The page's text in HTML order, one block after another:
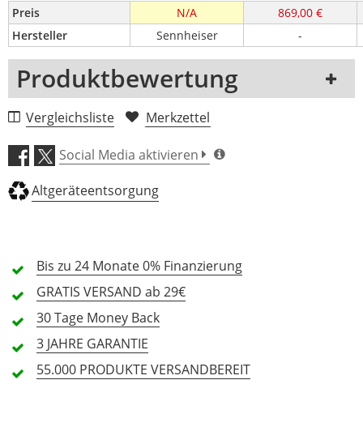
Preis N/A
869,00 €
Hersteller
Sennheiser -
Produktbewertung
1 Rezension
5 Sterne
4 Sterne
3 Sterne
Alle Sprachen
In deiner Sprache gibt es noch keine Textbewertungen.
Vergleichsliste Merkzettel
Social Media aktivieren
Altgeräteentsorgung
Bis zu 24 Monate0% Finanzierung
GRATIS VERSAND ab 29€
30 Tage Money Back
3 JAHRE GARANTIE
55.000 PRODUKTE VERSANDBEREIT